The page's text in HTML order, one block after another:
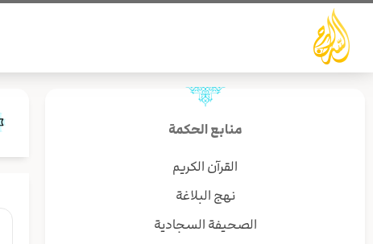
تخطي
المحتوى
منابع الحكمة
القرآن الكريم
نهج البلاغة
الصحيفة السجادية